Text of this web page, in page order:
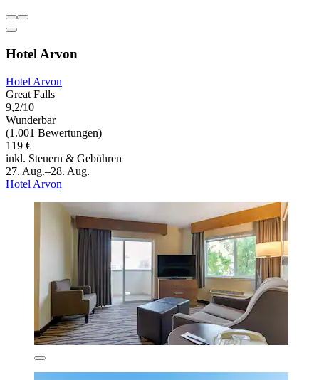
Hotel Arvon
Hotel Arvon
Great Falls
9,2/10
Wunderbar
(1.001 Bewertungen)
119 €
inkl. Steuern & Gebühren
27. Aug.–28. Aug.
Hotel Arvon